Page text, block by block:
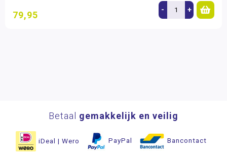
79,95 - +
Betaal gemakkelijk en veilig
iDeal | Wero PayPal Bancontact